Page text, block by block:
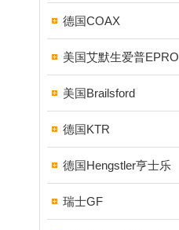
德国COAX
美国艾默生爱普EPRO
美国Brailsford
德国KTR
德国Hengstler亨士乐
瑞士GF